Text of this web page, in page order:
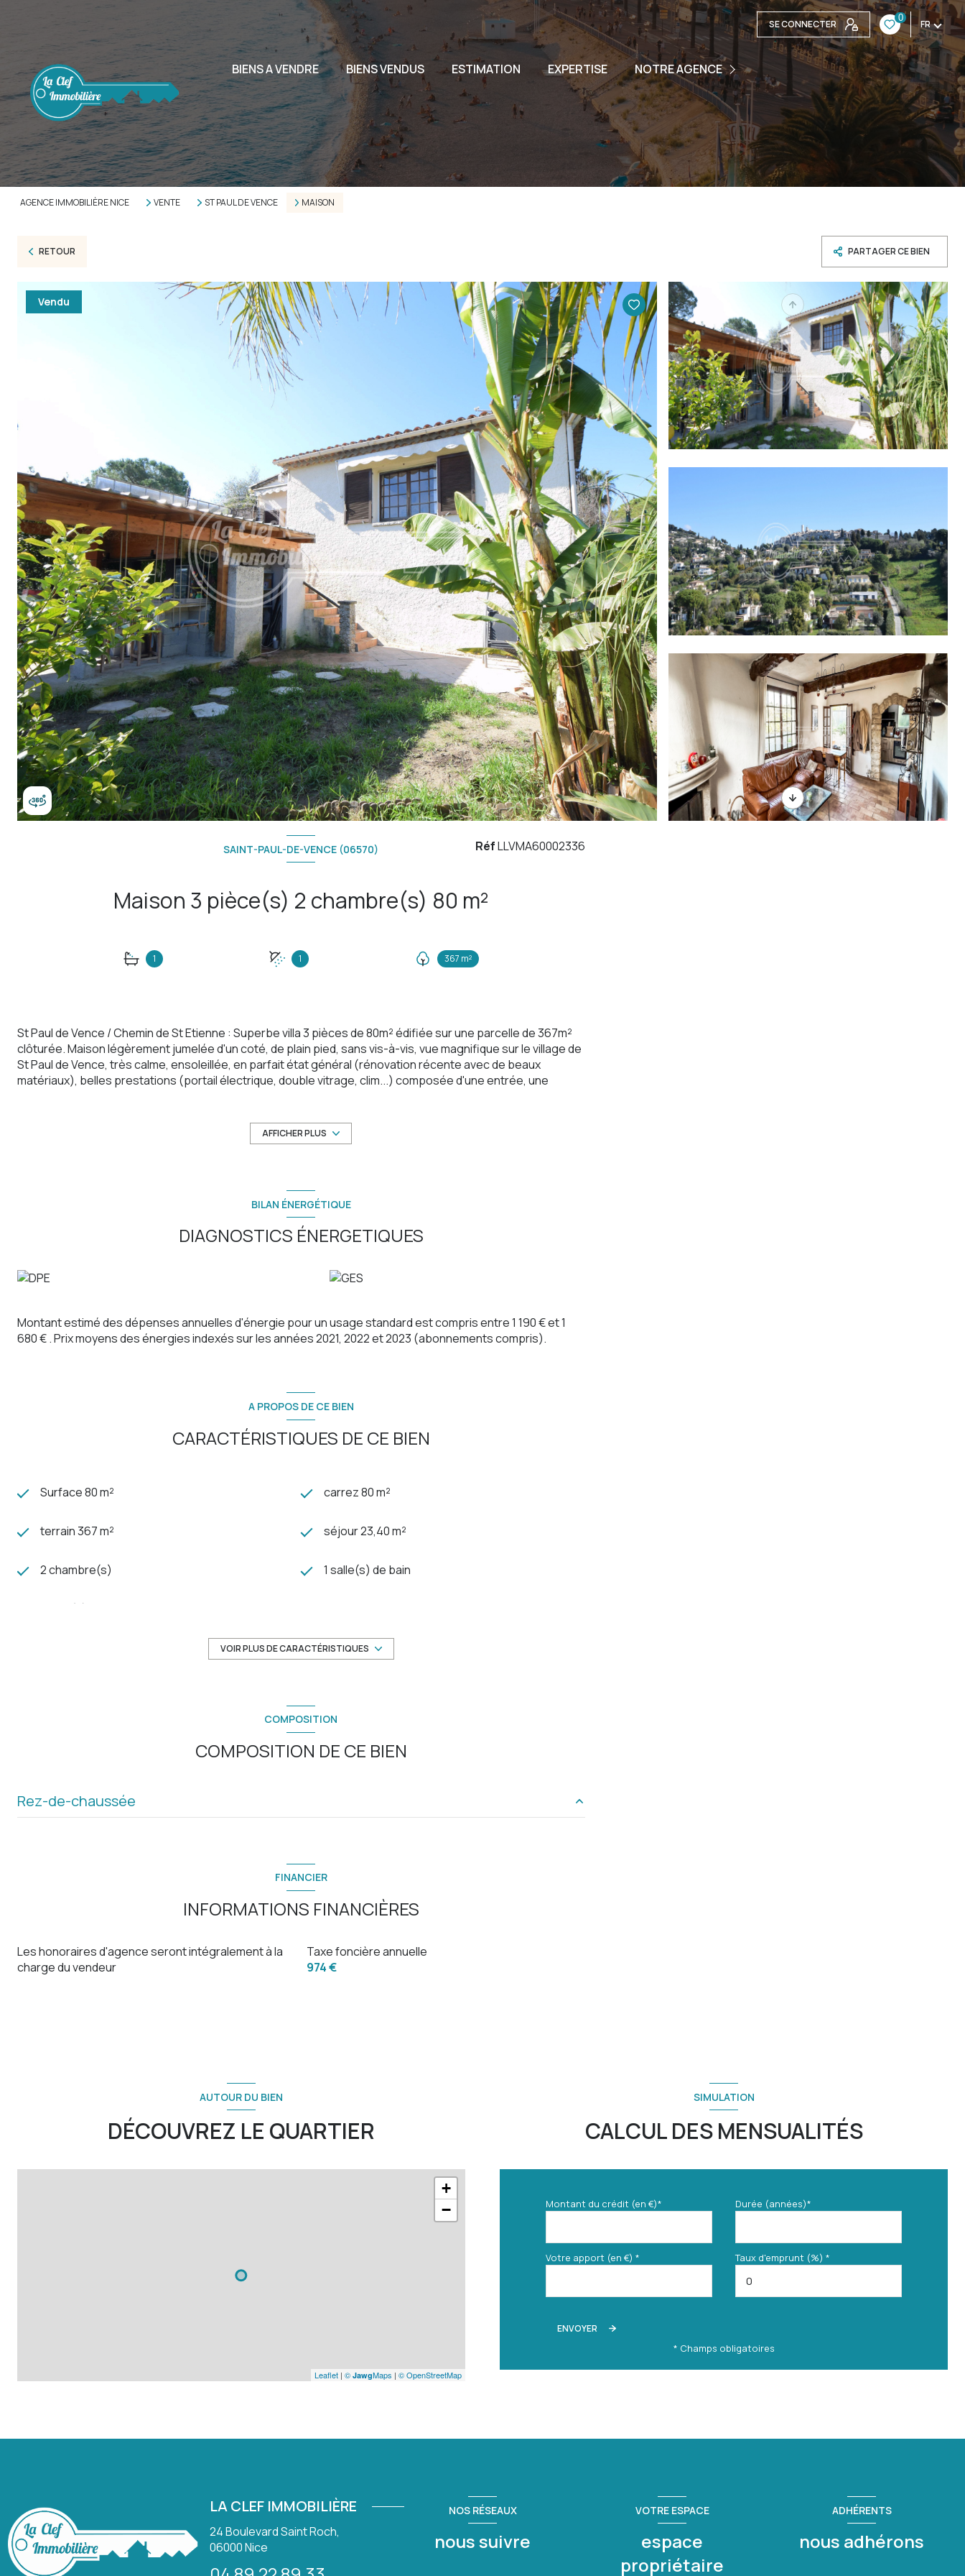
SE CONNECTER
0
FR
BIENS A VENDRE BIENS VENDUS ESTIMATION EXPERTISE NOTRE AGENCE
L'AGENCE
L'EQUIPE
NOUS CONTACTER
AGENCE IMMOBILIÈRE NICE VENTE ST PAUL DE VENCE MAISON
RETOUR PARTAGER CE BIEN
Vendu
SAINT-PAUL-DE-VENCE (06570)
Maison 3 pièce(s) 2 chambre(s) 80 m²
1 1 367 m²
RéfLLVMA60002336
St Paul de Vence / Chemin de St Etienne : Superbe villa 3 pièces de 80m² édifiée sur une parcelle de 367m²
clôturée. Maison légèrement jumelée d'un coté, de plain pied, sans vis-à-vis, vue magnifique sur le village de
St Paul de Vence, très calme, ensoleillée, en parfait état général (rénovation récente avec de beaux
matériaux), belles prestations (portail électrique, double vitrage, clim...) composée d'une entrée, une
apparentes, cheminée), combles, une jolie terrasse, une cuisine d'été, un cabanon, un beau jardin plat,
entretenu et arboré. Possibilité de stationner 2 véhicules sur le terrain (avec bornes électriques de
Les informations sur les risques auxquels ce bien est exposé sont disponibles sur le site
AFFICHER PLUS
BILAN ÉNERGÉTIQUE
DIAGNOSTICS ÉNERGETIQUES
Montant estimé des dépenses annuelles d'énergie pour un usage standard est compris entre 1 190 € et 1
680 € . Prix moyens des énergies indexés sur les années 2021, 2022 et 2023 (abonnements compris).
A PROPOS DE CE BIEN
CARACTÉRISTIQUES DE CE BIEN
Surface 80 m² carrez 80 m²
terrain 367 m² séjour 23,40 m²
2 chambre(s) 1 salle(s) de bain
1 salle(s) d'eau
Chauffage individuel : air pulsé (climatisation)
vue Dégagée sur ville de St Paul
VOIR PLUS DE CARACTÉRISTIQUES
COMPOSITION
COMPOSITION DE CE BIEN
Rez-de-chaussée
chambre
chambre
FINANCIER
INFORMATIONS FINANCIÈRES
Les honoraires d'agence seront intégralement à la
charge du vendeur
Taxe foncière annuelle
974 €
AUTOUR DU BIEN
DÉCOUVREZ LE QUARTIER
+
−
Leaflet | © JawgMaps | © OpenStreetMap
SIMULATION
CALCUL DES MENSUALITÉS
Montant du crédit (en €)* Durée (années)*
Votre apport (en €) * Taux d'emprunt (%) *
ENVOYER
* Champs obligatoires
LA CLEF IMMOBILIÈRE
24 Boulevard Saint Roch,
06000Nice
NOS RÉSEAUX
nous suivre
VOTRE ESPACE
espace
propriétaire
ADHÉRENTS
nous adhérons